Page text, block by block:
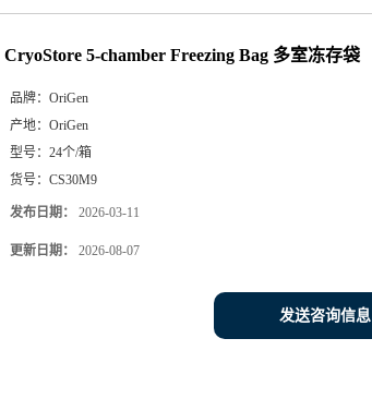
CryoStore 5-chamber Freezing Bag 多室冻存袋
品牌： OriGen
产地： OriGen
型号： 24个/箱
货号： CS30M9
发布日期： 2026-03-11
更新日期： 2026-08-07
发送咨询信息